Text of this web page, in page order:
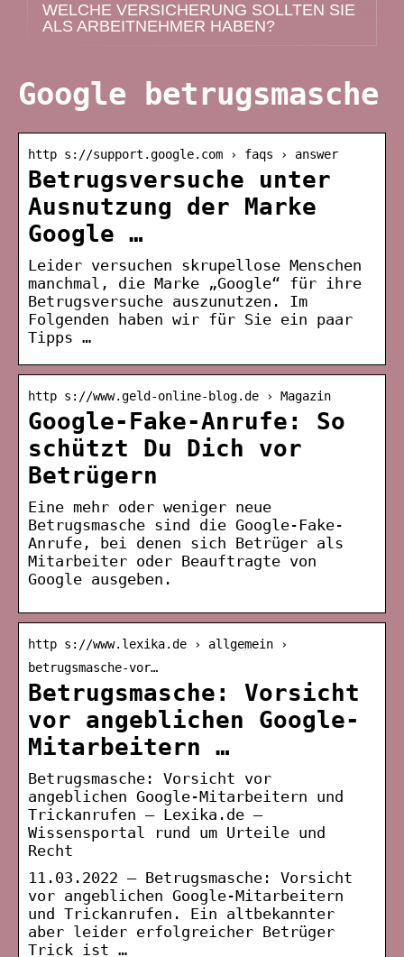
WELCHE VERSICHERUNG SOLLTEN SIE
ALS ARBEITNEHMER HABEN?
Google betrugsmasche
http s://support.google.com › faqs › answer
Betrugsversuche unter
Ausnutzung der Marke
Google …
Leider versuchen skrupellose Menschen
manchmal, die Marke „Google“ für ihre
Betrugsversuche auszunutzen. Im
Folgenden haben wir für Sie ein paar
Tipps …
http s://www.geld-online-blog.de › Magazin
Google-Fake-Anrufe: So
schützt Du Dich vor
Betrügern
Eine mehr oder weniger neue
Betrugsmasche sind die Google-Fake-
Anrufe, bei denen sich Betrüger als
Mitarbeiter oder Beauftragte von
Google ausgeben.
http s://www.lexika.de › allgemein ›
betrugsmasche-vor…
Betrugsmasche: Vorsicht
vor angeblichen Google-
Mitarbeitern …
Betrugsmasche: Vorsicht vor
angeblichen Google-Mitarbeitern und
Trickanrufen – Lexika.de –
Wissensportal rund um Urteile und
Recht
11.03.2022 — Betrugsmasche: Vorsicht
vor angeblichen Google-Mitarbeitern
und Trickanrufen. Ein altbekannter
aber leider erfolgreicher Betrüger
Trick ist …